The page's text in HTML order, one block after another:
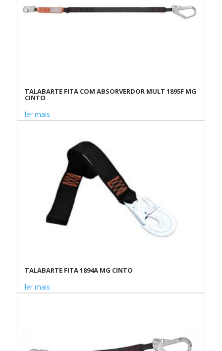
TALABARTE FITA COM ABSORVERDOR MULT 1895F MG
CINTO
ler mais
TALABARTE FITA 1894A MG CINTO
ler mais